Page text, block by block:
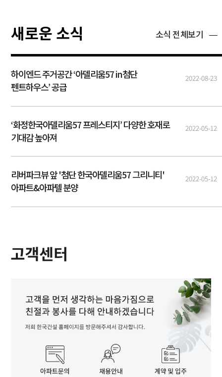
새로운 소식 소식 전체보기
하이엔드 주거공간 ‘아델리움57 in첨단
펜트하우스’ 공급
2022-08-23
‘화정한국아델리움57 프레스티지’ 다양한 호재로
기대감 높아져
2022-05-12
리버파크뷰 앞 '첨단 한국아델리움57 그리니티'
아파트&아파텔 분양
2022-05-12